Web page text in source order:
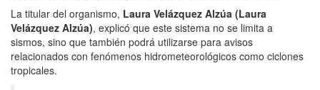
La titular del organismo, Laura Velázquez Alzúa (Laura
Velázquez Alzúa), explicó que este sistema no se limita a
sismos, sino que también podrá utilizarse para avisos
relacionados con fenómenos hidrometeorológicos como ciclones
tropicales.